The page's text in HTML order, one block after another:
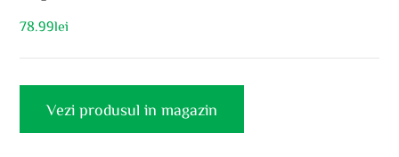
78.99lei
Vezi produsul in magazin